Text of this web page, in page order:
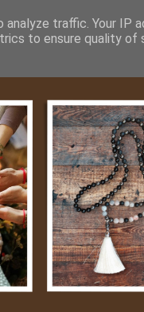
traffic. Your IP
to ensure quality of